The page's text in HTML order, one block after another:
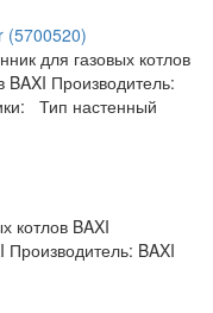
(5700520)
для газовых котлов
BAXI Производитель:
Тип настенный
котлов BAXI
Производитель: BAXI